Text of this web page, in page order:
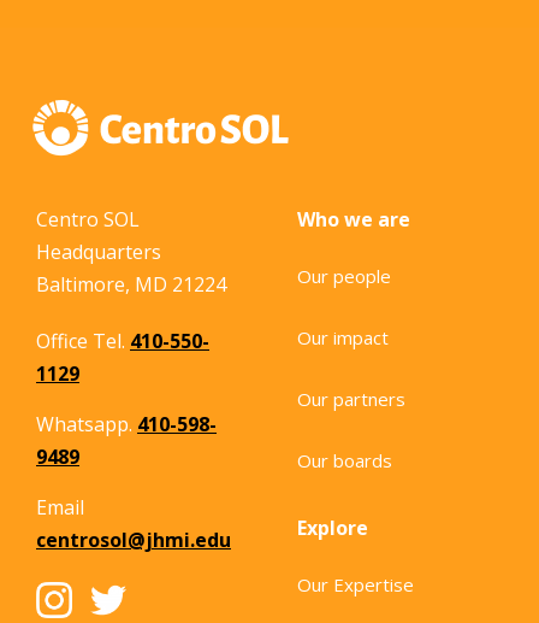
Centro SOL
Headquarters
Baltimore, MD 21224
Office Tel. 410-550-
1129
Whatsapp. 410-598-
9489
Email
centrosol@jhmi.edu
Who we are
Our people
Our impact
Our partners
Our boards
Explore
Our Expertise